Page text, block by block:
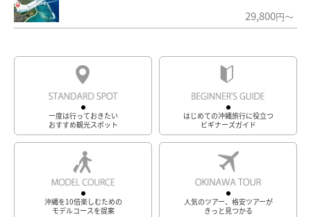
29,800円～
一度は行っておきたい
おすすめ観光スポット
はじめての沖縄旅行に役立つ
ビギナーズガイド
沖縄を10倍楽しむための
モデルコースを提案
人気のツアー、格安ツアーが
きっと見つかる